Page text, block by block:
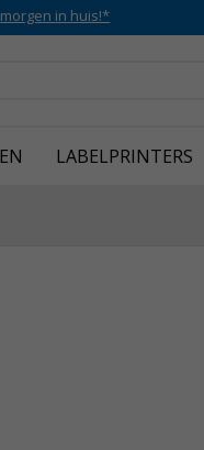
in huis!*
LABELPRINTERS